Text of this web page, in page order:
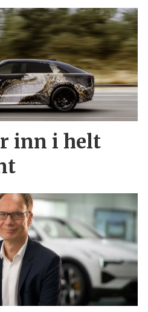
inn i helt